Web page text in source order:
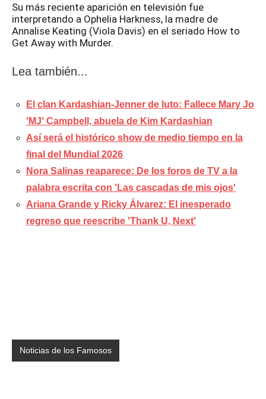
Su más reciente aparición en televisión fue
interpretando a Ophelia Harkness, la madre de
Annalise Keating (Viola Davis) en el seriado How to
Get Away with Murder.
Lea también...
El clan Kardashian-Jenner de luto: Fallece Mary Jo
'MJ' Campbell, abuela de Kim Kardashian
Así será el histórico show de medio tiempo en la
final del Mundial 2026
Nora Salinas reaparece: De los foros de TV a la
palabra escrita con 'Las cascadas de mis ojos'
Ariana Grande y Ricky Álvarez: El inesperado
regreso que reescribe 'Thank U, Next'
Noticias de los Famosos